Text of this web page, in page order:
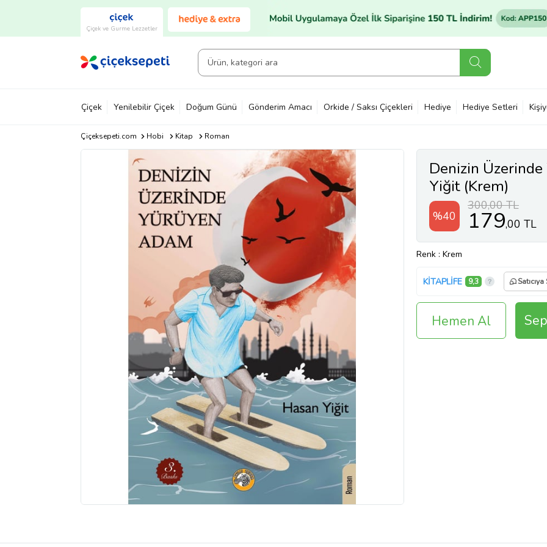
Çiçek ve Gurme Lezzetler
Çiçek Yenilebilir Çiçek Doğum Günü Gönderim Amacı Orkide / Saksı Çiçekleri Hediye Hediye Setleri
Çiçeksepeti.com Hobi Kitap Roman
Denizin
Yiğit (Krem)
%40
300,00 TL
179,00 TL
Renk : Krem
KİTAPLİFE 9,3 Satıcıya
Hemen Al